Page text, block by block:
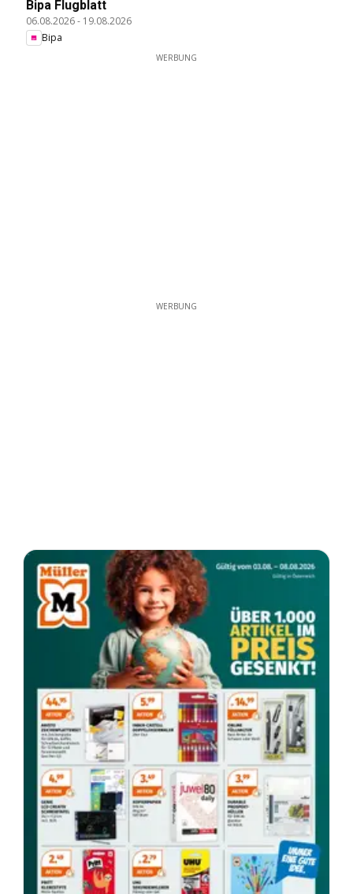
Bipa Flugblatt
06.08.2026- 19.08.2026
Bipa
WERBUNG
WERBUNG